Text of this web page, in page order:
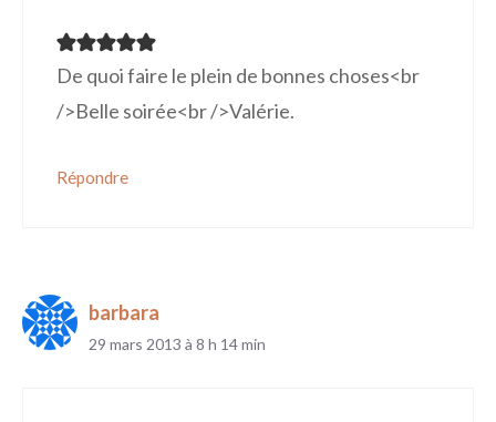
De quoi faire le plein de bonnes choses<br
/>Belle soirée<br />Valérie.
Répondre
barbara
29 mars 2013 à 8 h 14 min